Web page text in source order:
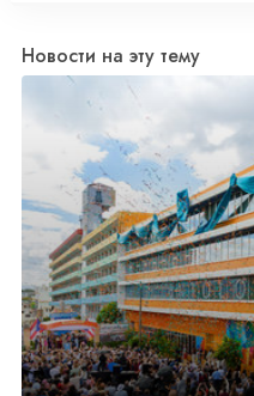
Новости на эту тему